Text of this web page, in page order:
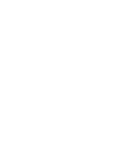
是多周目